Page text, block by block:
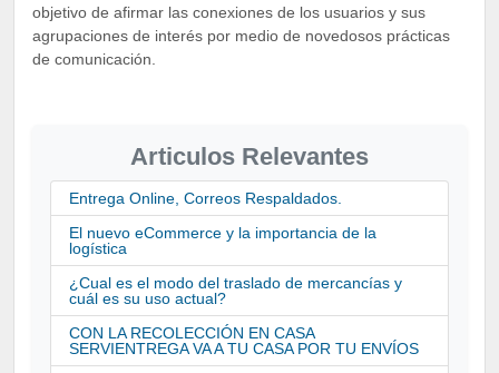
objetivo de afirmar las conexiones de los usuarios y sus
agrupaciones de interés por medio de novedosos prácticas
de comunicación.
Articulos Relevantes
Entrega Online, Correos Respaldados.
El nuevo eCommerce y la importancia de la
logística
¿Cual es el modo del traslado de mercancías y
cuál es su uso actual?
CON LA RECOLECCIÓN EN CASA
SERVIENTREGA VA A TU CASA POR TU ENVÍOS